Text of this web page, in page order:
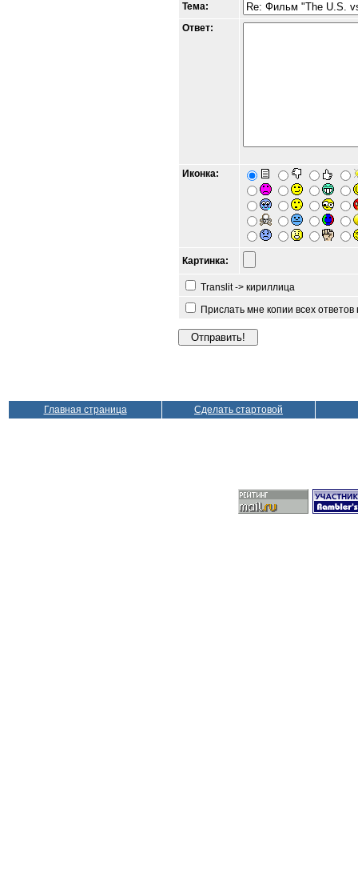
Тема:
Ответ:
Иконка:
Картинка:
Translit -> кириллица
Прислать мне копии всех
Главная страница Сделать стартовой